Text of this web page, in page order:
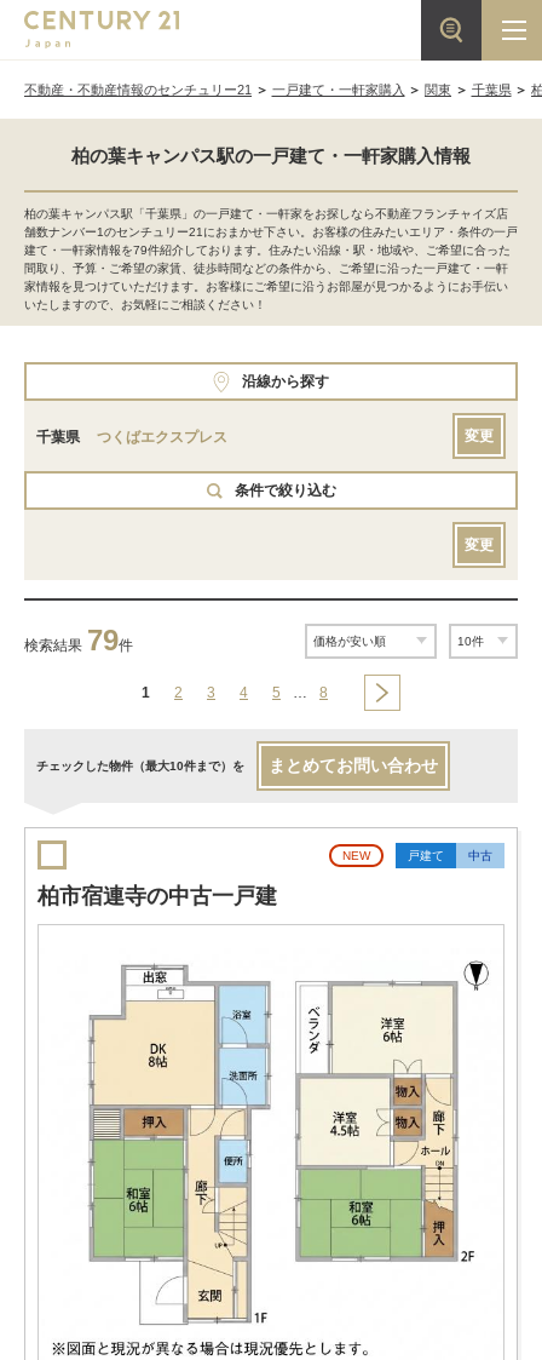
不動産・不動産情報のセンチュリー21 一戸建て・一軒家購入 関東 千葉県
柏の葉キャンパス駅の一戸建て・一軒家購入情報
柏の葉キャンパス駅「千葉県」の一戸建て・一軒家をお探しなら不動産フランチャイズ店
舗数ナンバー1のセンチュリー21におまかせ下さい。お客様の住みたいエリア・条件の一戸
建て・一軒家情報を79件紹介しております。住みたい沿線・駅・地域や、ご希望に合った
間取り、予算・ご希望の家賃、徒歩時間などの条件から、ご希望に沿った一戸建て・一軒
家情報を見つけていただけます。お客様にご希望に沿うお部屋が見つかるようにお手伝い
いたしますので、お気軽にご相談ください！
沿線から探す
千葉県 つくばエクスプレス 変更
条件で絞り込む
変更
検索結果 79件
1 2 3 4 5 … 8
チェックした物件（最大10件まで）を まとめてお問い合わせ
NEW 戸建て 中古
柏市宿連寺の中古一戸建